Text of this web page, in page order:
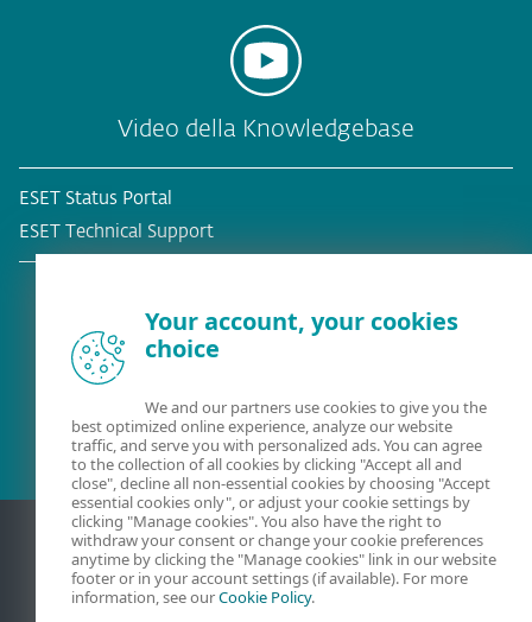
Video della Knowledgebase
ESET Status Portal
ESET Technical Support
Your account, your cookies
choice
We and our partners use cookies to give you the
best optimized online experience, analyze our website
traffic, and serve you with personalized ads. You can agree
to the collection of all cookies by clicking "Accept all and
close", decline all non-essential cookies by choosing "Accept
essential cookies only", or adjust your cookie settings by
clicking "Manage cookies". You also have the right to
withdraw your consent or change your cookie preferences
anytime by clicking the "Manage cookies" link in our website
footer or in your account settings (if available). For more
information, see ourCookie Policy.